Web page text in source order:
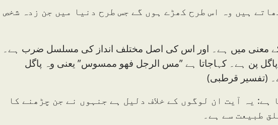
ہیں وہ اس طرح کھڑے ہوں گے جس طرح دنیا میں جن زدہ شخص
معنی میں ہے۔ اور اس کی اصل مختلف انداز کی مسلسل ضرب ہے۔
پن ہے۔ کہاجاتا ہے ”مس الرجل فھو ممسوس” یعنی وہ پاگل
(تفسیر قرطبی)
ہے: یہ آیت ان لوگوں کے خلاف دلیل ہے جنہوں نے جن چڑھنے کا
طبیعت سے ہے۔